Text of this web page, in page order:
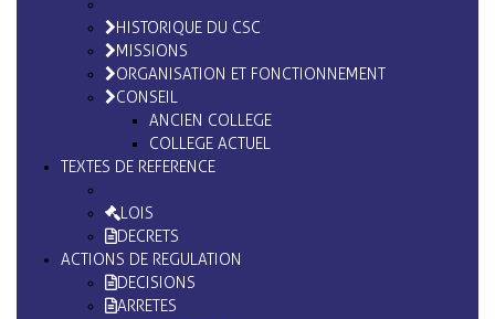
HISTORIQUE DU CSC
MISSIONS
ORGANISATION ET FONCTIONNEMENT
CONSEIL
ANCIEN COLLEGE
COLLEGE ACTUEL
TEXTES DE REFERENCE
LOIS
DECRETS
ACTIONS DE REGULATION
DECISIONS
ARRETES